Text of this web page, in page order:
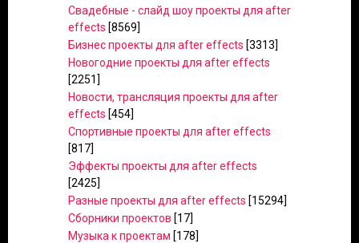
Свадебные - слайд шоу проекты для after
effects [8569]
Бизнес проекты для after effects [3313]
Новогодние проекты для after effects
[2251]
Новости, трансляция проекты для after
effects [454]
Спортивные проекты для after effects
[817]
Эффекты проекты для after effects
[2425]
Разные проекты для after effects [15294]
Сборники проектов [17]
Музыка к проектам [178]